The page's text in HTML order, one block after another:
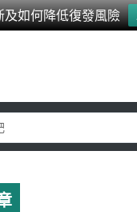
如何降低復發風險